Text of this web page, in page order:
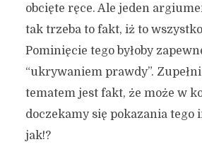
obcięte ręce. Ale jeden
tak trzeba to fakt, iż to
Pominięcie tego byłoby
“ukrywaniem prawdy”.
tematem jest fakt, że może w
doczekamy się pokazania tego
jak!?